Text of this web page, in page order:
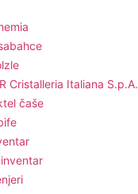
Cristalleria Italiana S.p.A.
čaše